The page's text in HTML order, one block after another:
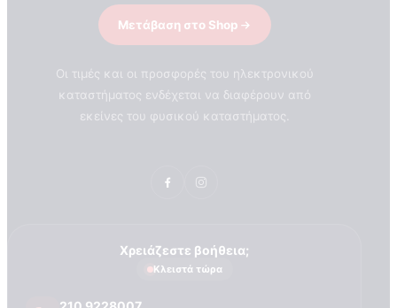
Μετάβαση στο Shop
Οι τιμές και οι προσφορές του ηλεκτρονικού
καταστήματος ενδέχεται να διαφέρουν από
εκείνες του φυσικού καταστήματος.
Χρειάζεστε βοήθεια;
Κλειστά τώρα